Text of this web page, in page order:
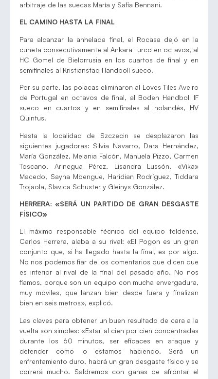
arbitraje de las suecas María y Safia Bennani.
EL CAMINO HASTA LA FINAL
Para alcanzar la anhelada final, el Rocasa dejó en la
cuneta consecutivamente al Ankara turco en octavos, al
HC Gomel de Bielorrusia en los cuartos de final y en
semifinales al Kristianstad Handboll sueco.
Por su parte, las polacas eliminaron al Loves Tiles Aveiro
de Portugal en octavos de final, al Boden Handboll IF
sueco en cuartos y en semifinales al holandés, HV
Quintus.
Hasta la localidad de Szczecin se desplazaron las
siguientes jugadoras: Silvia Navarro, Dara Hernández,
María González, Melania Falcón, Manuela Pizzo, Carmen
Toscano, Arinegua Pérez, Lisandra Lussón, «Vika»
Macedo, Sayna Mbengue, Haridian Rodríguez, Tiddara
Trojaola, Slavica Schuster y Gleinys González.
HERRERA: «SERÁ UN PARTIDO DE GRAN DESGASTE
FÍSICO»
El máximo responsable técnico del equipo teldense,
Carlos Herrera, alaba a su rival: «El Pogon es un gran
conjunto que, si ha llegado hasta la final, es por algo.
No nos podemos fiar de los comentarios que dicen que
es inferior al rival de la final del pasado año. No nos
fiamos, porque son un equipo con mucha envergadura,
muy móviles, que lanzan bien desde fuera y finalizan
bien en seis metros», explicó.
Las claves para obtener un buen resultado de cara a la
vuelta son simples: «Estar al cien por cien concentradas
durante los 60 minutos, ser eficaces en ataque y
defender como lo estamos haciendo. Será un
enfrentamiento duro, habrá un gran desgaste físico y se
correrá mucho. Saldremos con ganas de afrontar el